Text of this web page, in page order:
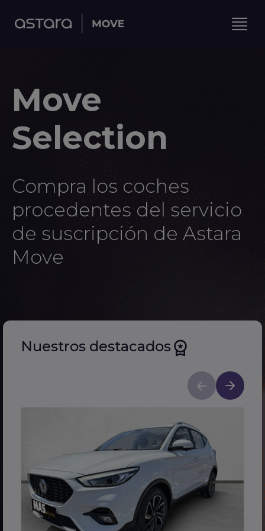
Move
Selection
Compra los coches
procedentes del servicio
de suscripción de Astara
Move
Nuestros destacados